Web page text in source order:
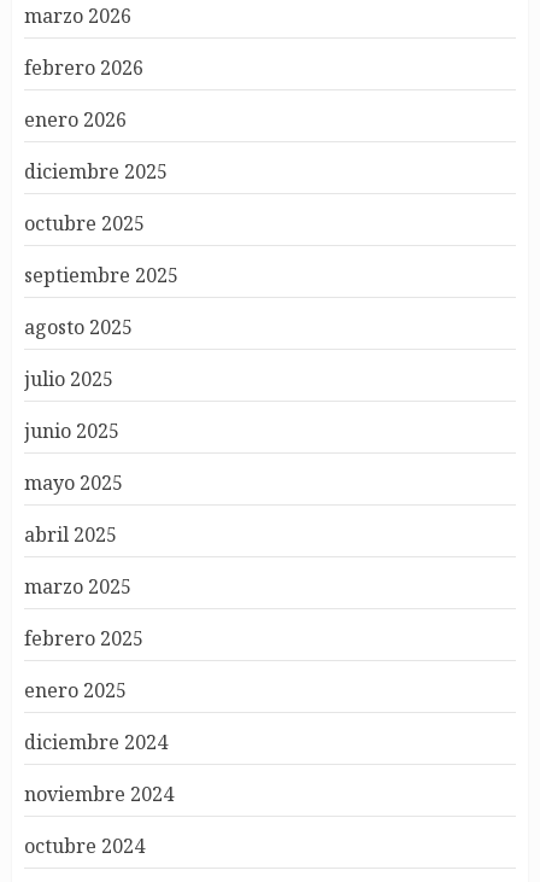
marzo 2026
febrero 2026
enero 2026
diciembre 2025
octubre 2025
septiembre 2025
agosto 2025
julio 2025
junio 2025
mayo 2025
abril 2025
marzo 2025
febrero 2025
enero 2025
diciembre 2024
noviembre 2024
octubre 2024